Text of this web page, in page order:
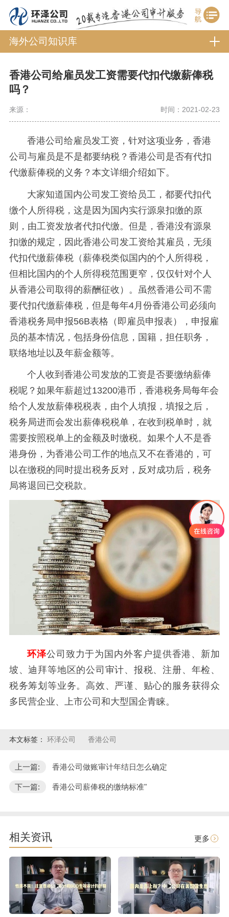
海外公司知识库
香港公司给雇员发工资需要代扣代缴薪俸税
吗？
来源： 时间：2021-02-23
香港公司给雇员发工资，针对这项业务，香港
公司与雇员是不是都要纳税？香港公司是否有代扣
代缴薪俸税的义务？本文详细介绍如下。
大家知道国内公司发工资给员工，都要代扣代
缴个人所得税，这是因为国内实行源泉扣缴的原
则，由工资发放者代扣代缴。但是，香港没有源泉
扣缴的规定，因此香港公司发工资给其雇员，无须
代扣代缴薪俸税（薪俸税类似国内的个人所得税，
但相比国内的个人所得税范围更窄，仅仅针对个人
从香港公司取得的薪酬征收）。虽然香港公司不需
要代扣代缴薪俸税，但是每年4月份香港公司必须向
香港税务局申报56B表格（即雇员申报表），申报雇
员的基本情况，包括身份信息，国籍，担任职务，
联络地址以及年薪金额等。
个人收到香港公司发放的工资是否要缴纳薪俸
税呢？如果年薪超过13200港币，香港税务局每年会
给个人发放薪俸税税表，由个人填报，填报之后，
税务局进而会发出薪俸税税单，在收到税单时，就
需要按照税单上的金额及时缴税。如果个人不是香
港身份，为香港公司工作的地点又不在香港的，可
以在缴税的同时提出税务反对，反对成功后，税务
局将退回已交税款。
环泽公司致力于为国内外客户提供香港、新加
坡、迪拜等地区的公司审计、报税、注册、年检、
税务筹划等业务。高效、严谨、贴心的服务获得众
多民营企业、上市公司和大型国企青睐。
本文标签： 环泽公司 香港公司
上一篇: 香港公司做账审计年结日怎么确定
下一篇: 香港公司薪俸税的缴纳标准"
相关资讯 更多